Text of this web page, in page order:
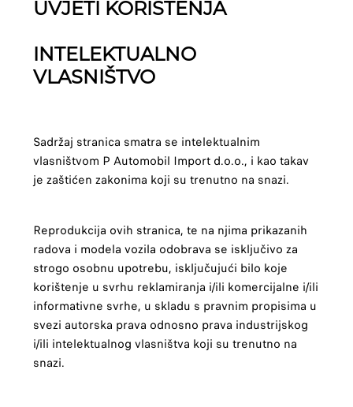
UVJETI KORIŠTENJA
INTELEKTUALNO
VLASNIŠTVO
Sadržaj stranica smatra se intelektualnim
vlasništvom P Automobil Import d.o.o., i kao takav
je zaštićen zakonima koji su trenutno na snazi.
Reprodukcija ovih stranica, te na njima prikazanih
radova i modela vozila odobrava se isključivo za
strogo osobnu upotrebu, isključujući bilo koje
korištenje u svrhu reklamiranja i/ili komercijalne i/ili
informativne svrhe, u skladu s pravnim propisima u
svezi autorska prava odnosno prava industrijskog
i/ili intelektualnog vlasništva koji su trenutno na
snazi.